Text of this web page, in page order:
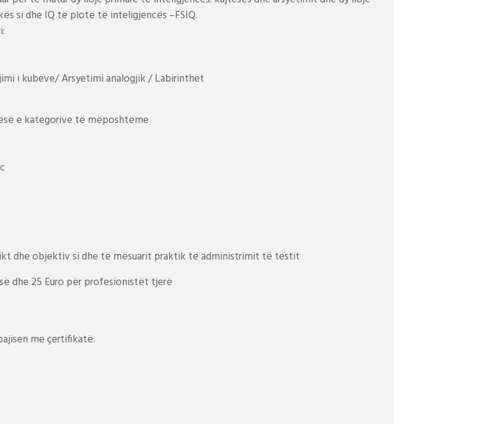
si dhe IQ të plotë të inteligjencës –FSIQ.
i kubeve/ Arsyetimi analogjik / Labirinthet
e kategorive të mëposhtëme
dhe objektiv si dhe të mësuarit praktik të administrimit të testit
dhe 25 Euro për profesionistët tjerë
me çertifikatë.